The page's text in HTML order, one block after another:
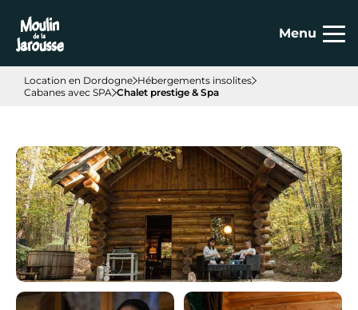
Menu
Location en Dordogne Hébergements insolites
Cabanes avec SPA Chalet prestige & Spa